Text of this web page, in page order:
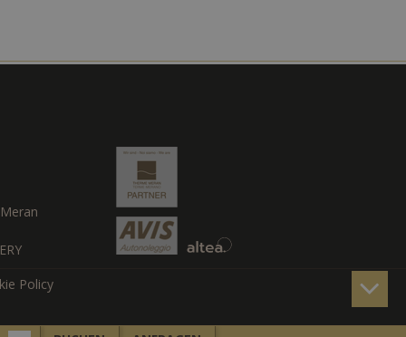
Meran
Policy